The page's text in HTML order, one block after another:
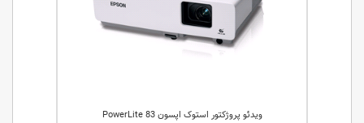
ویدئو پروژکتور استوک اپسون PowerLite 83